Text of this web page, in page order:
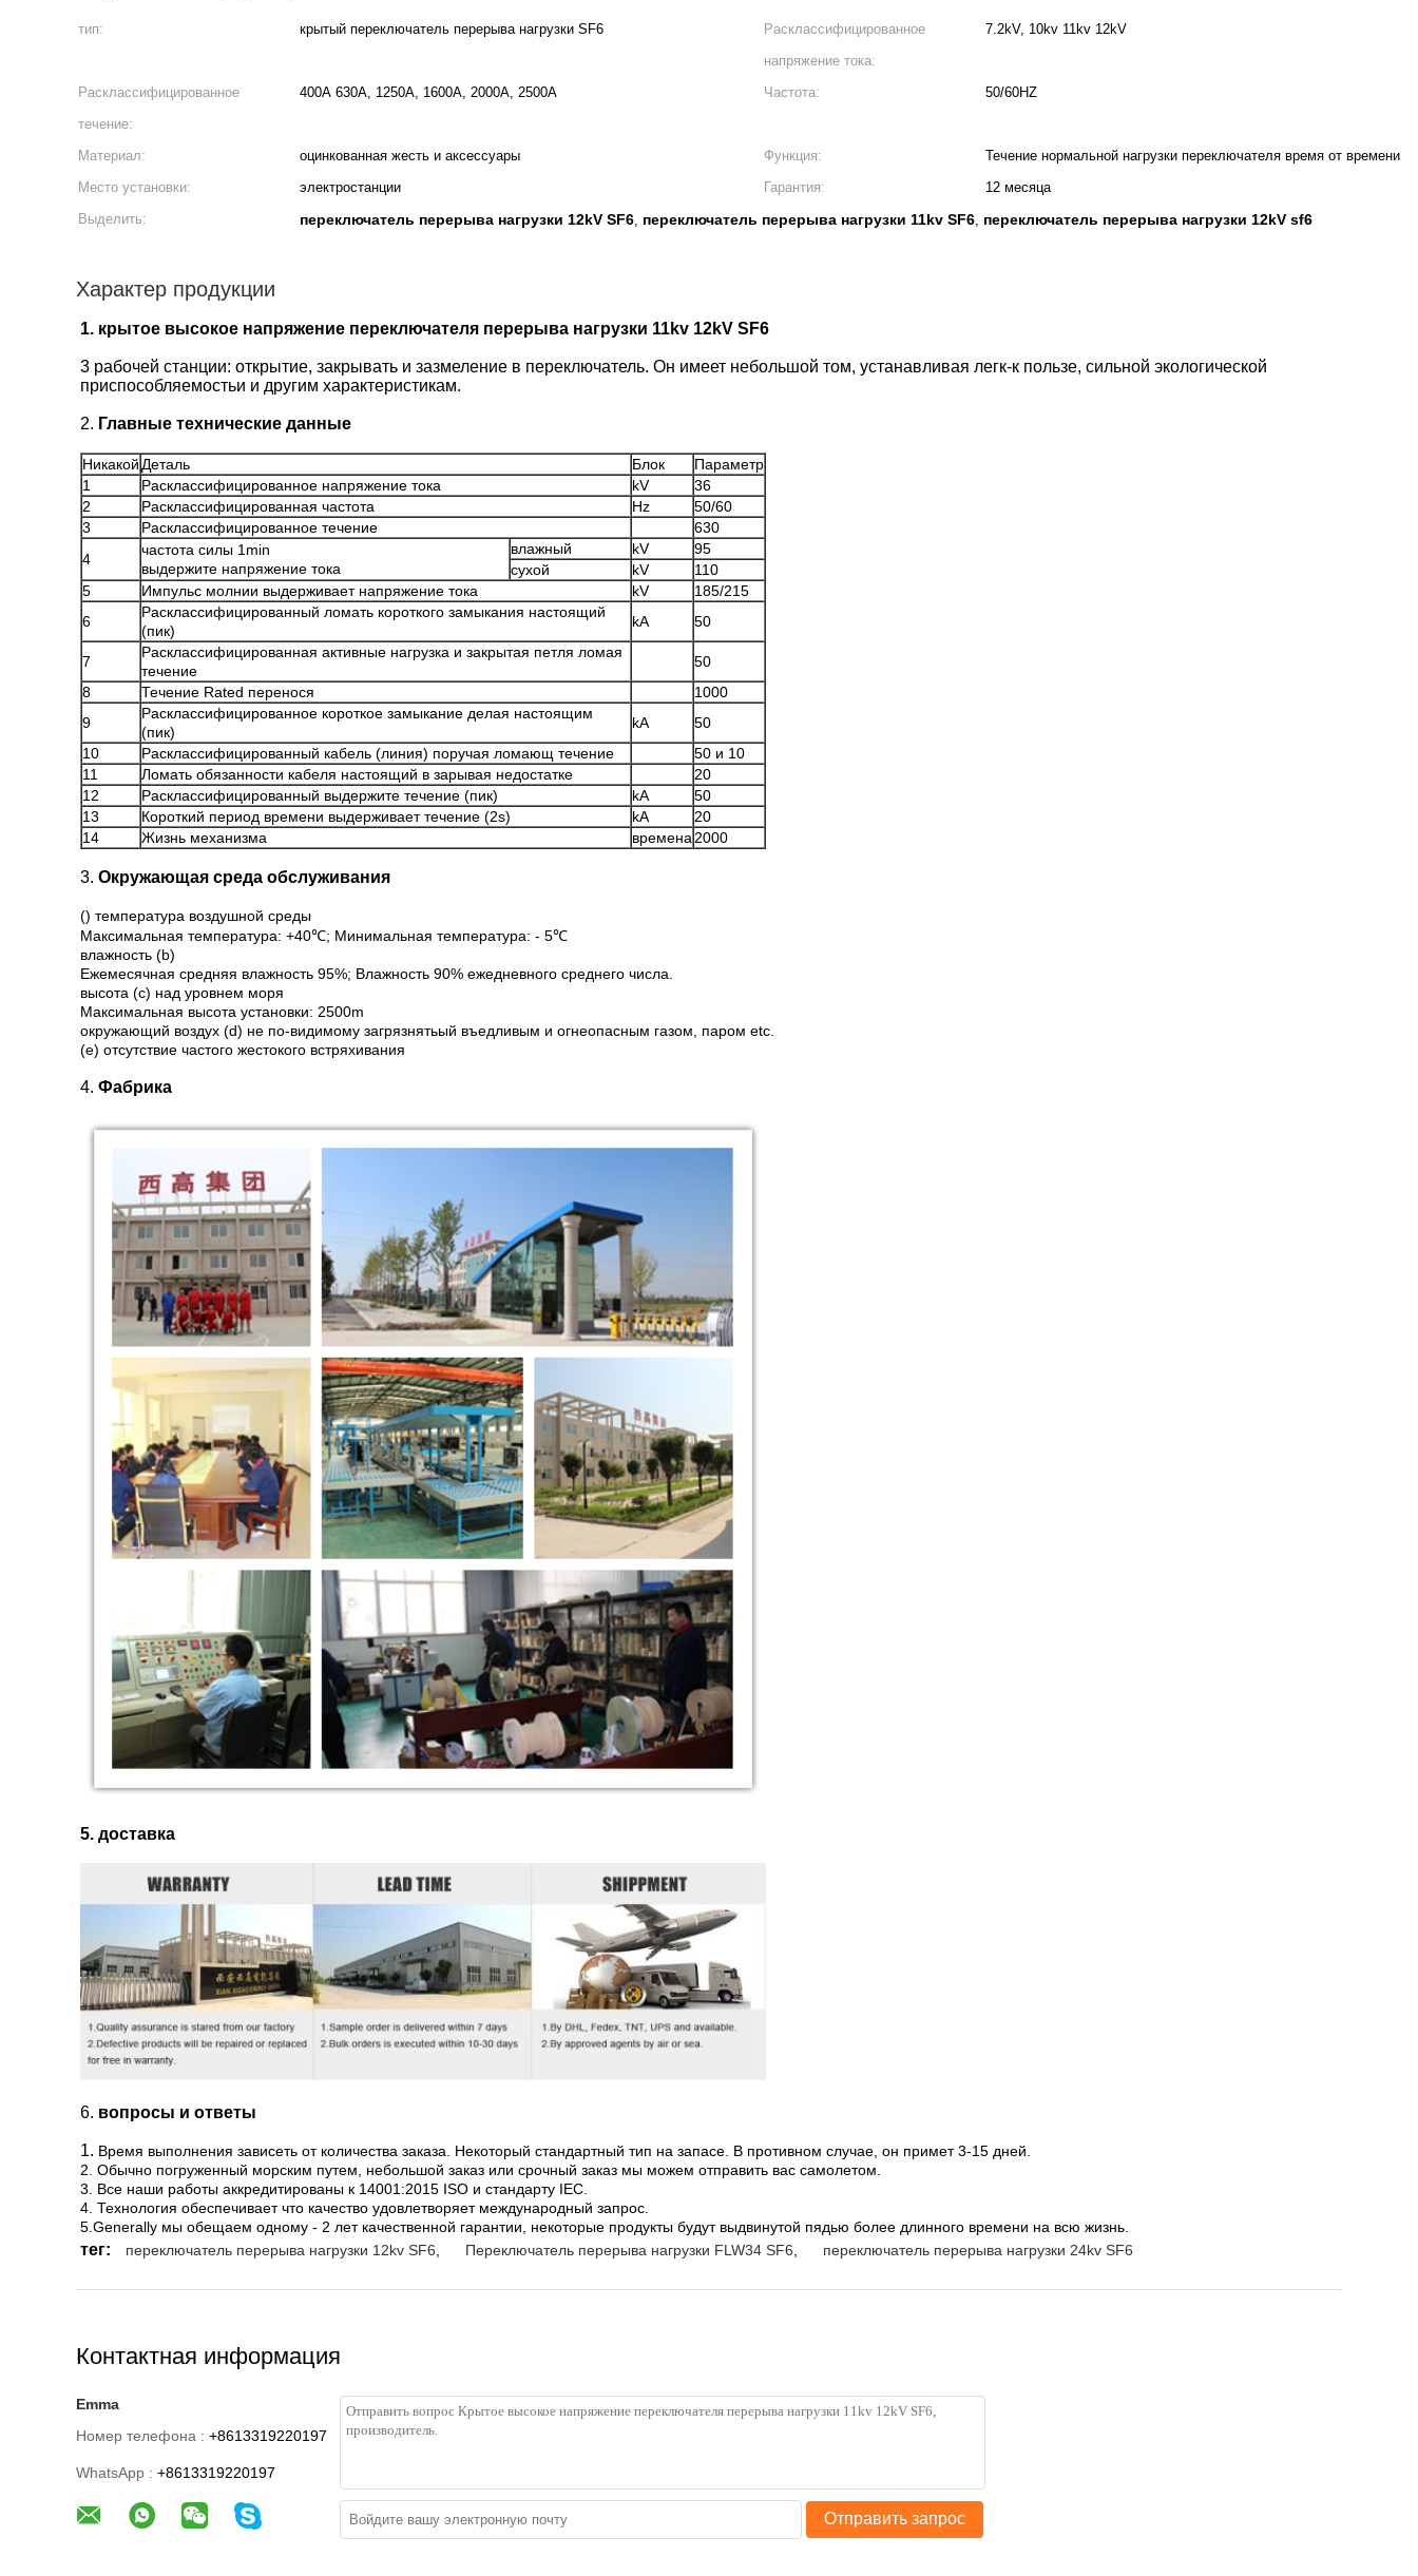
тип: крытый переключатель перерыва нагрузки SF6
Расклассифицированное
напряжение тока:
7.2kV, 10kv 11kv 12kV
Расклассифицированное
течение:
400A 630A, 1250A, 1600A, 2000A, 2500A Частота: 50/60HZ
Материал: оцинкованная жесть и аксессуары Функция:
Течение нормальной нагрузки переключателя время от времени
Место установки:
электростанции Гарантия:
12 месяца
Выделить:
переключатель перерыва нагрузки 12kV SF6, переключатель перерыва нагрузки 11kv SF6, переключатель перерыва нагрузки 12kV sf6
Характер продукции
1. крытое высокое напряжение переключателя перерыва нагрузки 11kv 12kV SF6
3 рабочей станции: открытие, закрывать и зазмеление в переключатель. Он имеет небольшой том, устанавливая легк-к пользе, сильной экологической
приспособляемостьи и другим характеристикам.
2. Главные технические данные
Никакой Деталь Блок
Параметр
1
Расклассифицированное напряжение тока kV
36
2
Расклассифицированная частота Hz
50/60
3
Расклассифицированное течение
630
4
частота силы 1min
выдержите напряжение тока
влажный kV
95
сухой
kV
110
5
Импульс молнии выдерживает напряжение тока kV
185/215
6
Расклассифицированный ломать короткого замыкания настоящий
(пик)
kA 50
7
Расклассифицированная активные нагрузка и закрытая петля ломая
течение
50
8
Течение Rated перенося
1000
9
Расклассифицированное короткое замыкание делая настоящим
(пик)
kA
50
10
Расклассифицированный кабель (линия) поручая ломающ течение
50 и 10
11
Ломать обязанности кабеля настоящий в зарывая недостатке
20
12
Расклассифицированный выдержите течение (пик) kA
50
13
Короткий период времени выдерживает течение (2s) kA
20
14
Жизнь механизма времена 2000
3. Окружающая среда обслуживания
() температура воздушной среды
Максимальная температура: +40℃; Минимальная температура: - 5℃
влажность (b)
Ежемесячная средняя влажность 95%; Влажность 90% ежедневного среднего числа.
высота (c) над уровнем моря
Максимальная высота установки: 2500m
окружающий воздух (d) не по-видимому загрязнятьый въедливым и огнеопасным газом, паром etc.
(e) отсутствие частого жестокого встряхивания
4. Фабрика
5. доставка
6. вопросы и ответы
1. Время выполнения зависеть от количества заказа. Некоторый стандартный тип на запасе. В противном случае, он примет 3-15 дней.
2. Обычно погруженный морским путем, небольшой заказ или срочный заказ мы можем отправить вас самолетом.
3. Все наши работы аккредитированы к 14001:2015 ISO и стандарту IEC.
4. Технология обеспечивает что качество удовлетворяет международный запрос.
5.Generally мы обещаем одному - 2 лет качественной гарантии, некоторые продукты будут выдвинутой пядью более длинного времени на всю жизнь.
тег: переключатель перерыва нагрузки 12kv SF6 Переключатель перерыва нагрузки FLW34 SF6 переключатель перерыва нагрузки 24kv SF6
Контактная информация
Emma
Номер телефона : +8613319220197
WhatsApp : +8613319220197
Отправить запрос